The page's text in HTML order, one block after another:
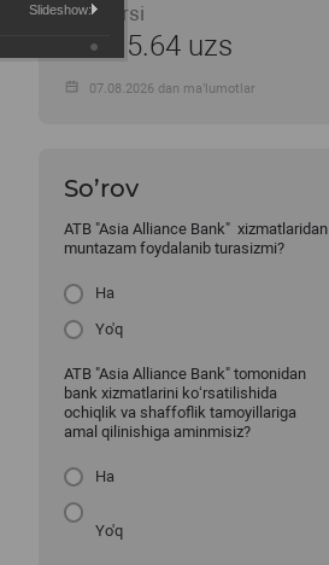
MB kursi
11915.64 uzs
07.08.2026 dan ma’lumotlar
So’rov
ATB "Asia Alliance Bank" xizmatlaridan
muntazam foydalanib turasizmi?
Ha
Yo'q
ATB "Asia Alliance Bank" tomonidan
bank xizmatlarini ko‘rsatilishida
ochiqlik va shaffoflik tamoyillariga
amal qilinishiga aminmisiz?
Ha
Yo'q
Slideshow: